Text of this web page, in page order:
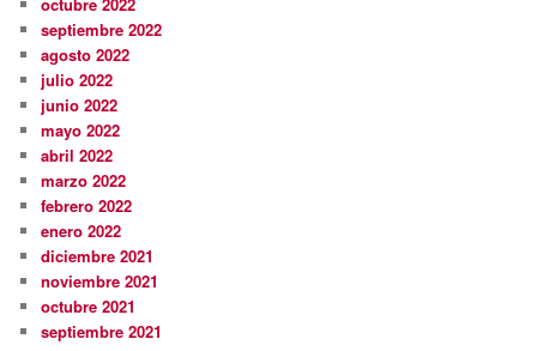
septiembre 2022
agosto 2022
julio 2022
junio 2022
mayo 2022
abril 2022
marzo 2022
febrero 2022
enero 2022
diciembre 2021
noviembre 2021
octubre 2021
septiembre 2021